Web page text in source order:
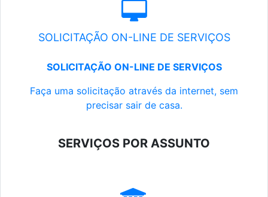
SOLICITAÇÃO ON-LINE DE SERVIÇOS
SOLICITAÇÃO ON-LINE DE SERVIÇOS
Faça uma solicitação através da internet, sem
precisar sair de casa.
SERVIÇOS POR ASSUNTO